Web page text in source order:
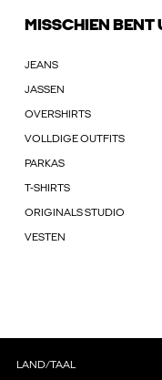
MISSCHIEN BENT
JEANS
JASSEN
OVERSHIRTS
VOLLDIGE OUTFITS
PARKAS
T-SHIRTS
ORIGINALS STUDIO
VESTEN
LAND/TAAL